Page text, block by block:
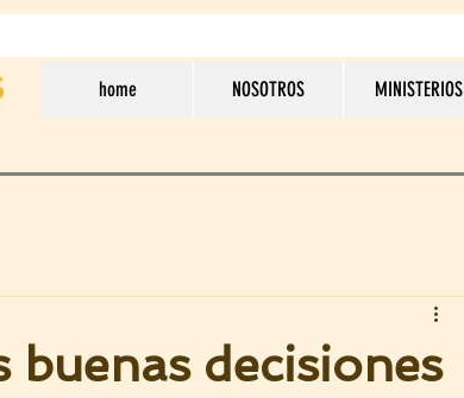
home NOSOTROS MINISTERIOS
buenas decisiones